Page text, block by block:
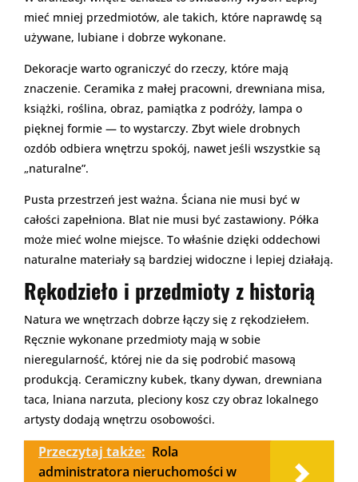
mieć mniej przedmiotów, ale takich, które naprawdę są
używane, lubiane i dobrze wykonane.
Dekoracje warto ograniczyć do rzeczy, które mają
znaczenie. Ceramika z małej pracowni, drewniana misa,
książki, roślina, obraz, pamiątka z podróży, lampa o
pięknej formie — to wystarczy. Zbyt wiele drobnych
ozdób odbiera wnętrzu spokój, nawet jeśli wszystkie są
„naturalne”.
Pusta przestrzeń jest ważna. Ściana nie musi być w
całości zapełniona. Blat nie musi być zastawiony. Półka
może mieć wolne miejsce. To właśnie dzięki oddechowi
naturalne materiały są bardziej widoczne i lepiej działają.
Rękodzieło i przedmioty z historią
Natura we wnętrzach dobrze łączy się z rękodziełem.
Ręcznie wykonane przedmioty mają w sobie
nieregularność, której nie da się podrobić masową
produkcją. Ceramiczny kubek, tkany dywan, drewniana
taca, lniana narzuta, pleciony kosz czy obraz lokalnego
artysty dodają wnętrzu osobowości.
Przeczytaj także: Rola
administratora nieruchomości w